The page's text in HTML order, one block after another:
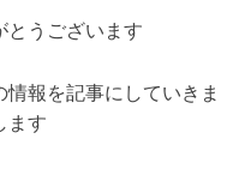
とうございます
報を記事にしていきま
ます